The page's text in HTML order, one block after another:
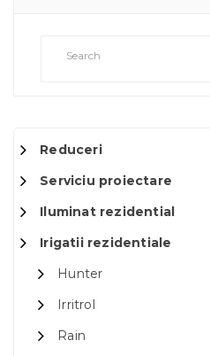
Reduceri
Serviciu proiectare
Iluminat rezidential
Irigatii rezidentiale
Hunter
Irritrol
Rain